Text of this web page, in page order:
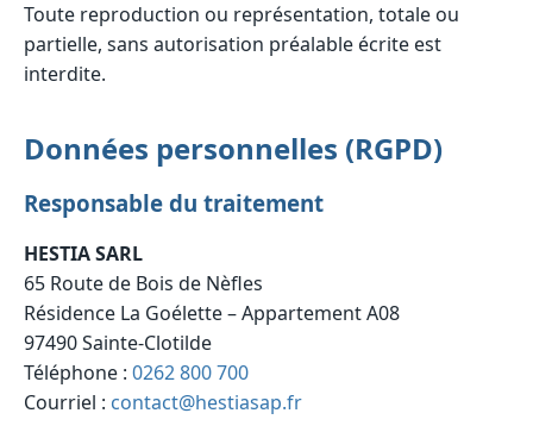
Toute reproduction ou représentation, totale ou
partielle, sans autorisation préalable écrite est
interdite.
Données personnelles (RGPD)
Responsable du traitement
HESTIA SARL
65 Route de Bois de Nèfles
Résidence La Goélette – Appartement A08
97490 Sainte-Clotilde
Téléphone : 0262 800 700
Courriel : contact@hestiasap.fr